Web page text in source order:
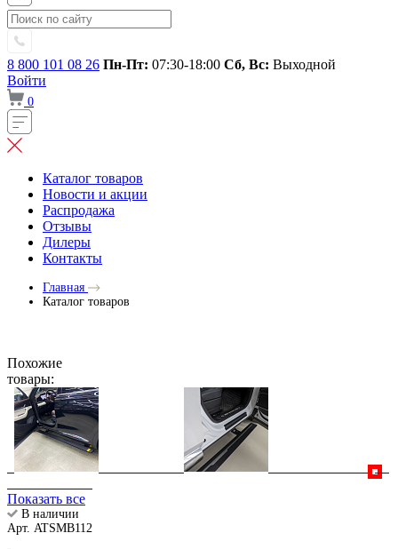
8 800 101 08 26 Пн-Пт: 07:30-18:00 Сб, Вс: Выходной
Войти
0
Каталог товаров
Новости и акции
Распродажа
Отзывы
Дилеры
Контакты
Главная
Каталог товаров
Похожие
товары:
Показать все
В наличии
Арт. ATSMB112